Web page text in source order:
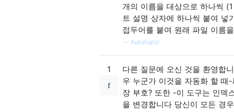
개의 이름을 대상으로 하나씩
트 설명 상자에 하나씩 붙여 넣
접두어를 붙여 원래 파일 이름
— Automator
1
다른 질문에 오신 것을 환영합
우 누군가 이것을 자동화 할 때
장 부호? 또한 -이 도구는 인덱
을 변경합니다 당신이 모든 경